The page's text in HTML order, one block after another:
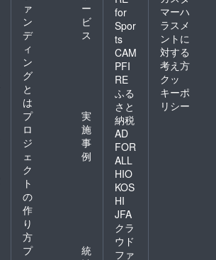
ァ
ン
デ
ィ
ン
グ
と
は
ー
ビ
ス
プ
ロ
ジ
ェ
ク
ト
の
作
り
方
実
施
事
例
プ
統
for
Spor
ts
CAM
PFI
RE
ふる
さと
納税
AD
FOR
ALL
HIO
KOS
HI
JFA
クラ
ウド
ファ
マーハ
ラスメ
ントに
対する
考え方
クッ
キーポ
リシー